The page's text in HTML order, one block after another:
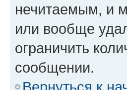
нечитаемым, и
или вообще
ограничить
сообщении.